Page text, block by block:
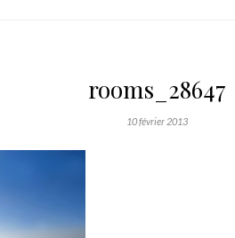
rooms_28647
10 février 2013